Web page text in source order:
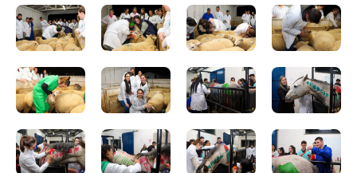
Fisioterapia
Medicina
Medicina Veterinária
Nutrição
Odontologia
Manual de Trabalhos Acadêmicos
Minha Biblioteca
Núcleo de Apoio Psicopedagógico
Ouvidoria
Plano de Ensino
Logos Campo Real
NAPP e NAPC
Portal do Egresso
Portal do RH
Programa de Monitoria